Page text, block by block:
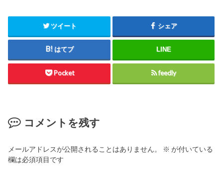
ツイート シェア
はてブ LINE
Pocket feedly
コメントを残す
メールアドレスが公開されることはありません。 ※ が付いている
欄は必須項目です